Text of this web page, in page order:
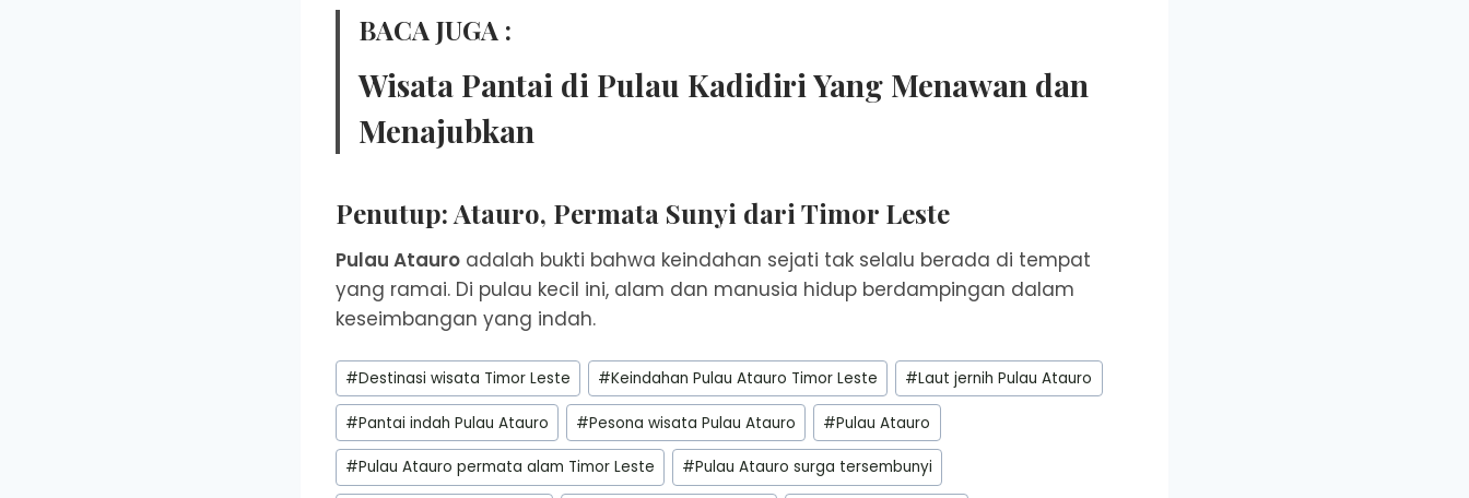
BACA JUGA :
Wisata Pantai di Pulau Kadidiri Yang Menawan dan
Menajubkan
Penutup: Atauro, Permata Sunyi dari Timor Leste
Pulau Atauro adalah bukti bahwa keindahan sejati tak selalu berada di tempat
yang ramai. Di pulau kecil ini, alam dan manusia hidup berdampingan dalam
keseimbangan yang indah.
Post
Tags:
#Destinasi wisata Timor Leste #Keindahan Pulau Atauro Timor Leste #Laut jernih Pulau Atauro
#Pantai indah Pulau Atauro #Pesona wisata Pulau Atauro #Pulau Atauro
#Pulau Atauro permata alam Timor Leste #Pulau Atauro surga tersembunyi